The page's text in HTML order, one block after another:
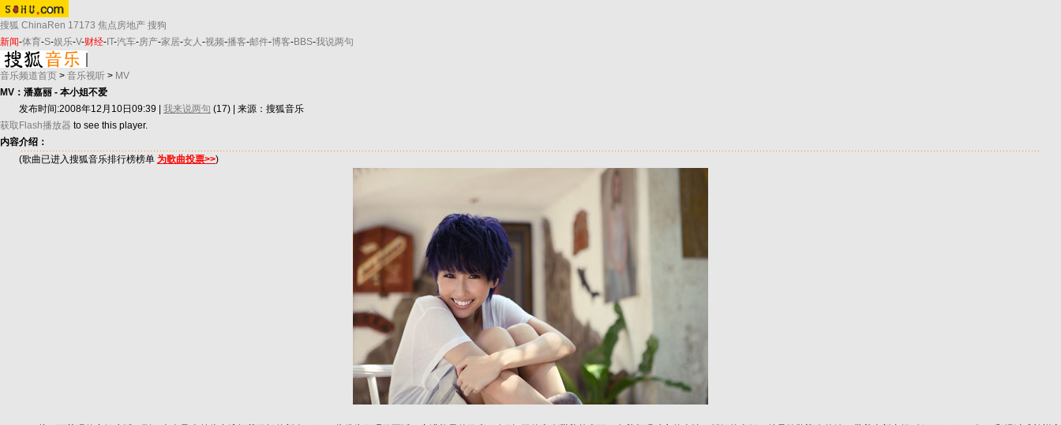
搜狐 ChinaRen 17173 焦点房地产 搜狗
新闻-体育-S-娱乐-V-财经- IT-汽车-房产-家居-女人-视频-播客-邮件-博客-BBS-我说两句
音乐频道首页 > 音乐视听 > MV
MV：潘嘉丽 - 本小姐不爱
发布时间:2008年12月10日09:39 | 我来说两句 (17) | 来源：搜狐音乐
获取Flash播放器 to see this player.
内容介绍：
(歌曲已进入搜狐音乐排行榜榜单 为歌曲投票>>)